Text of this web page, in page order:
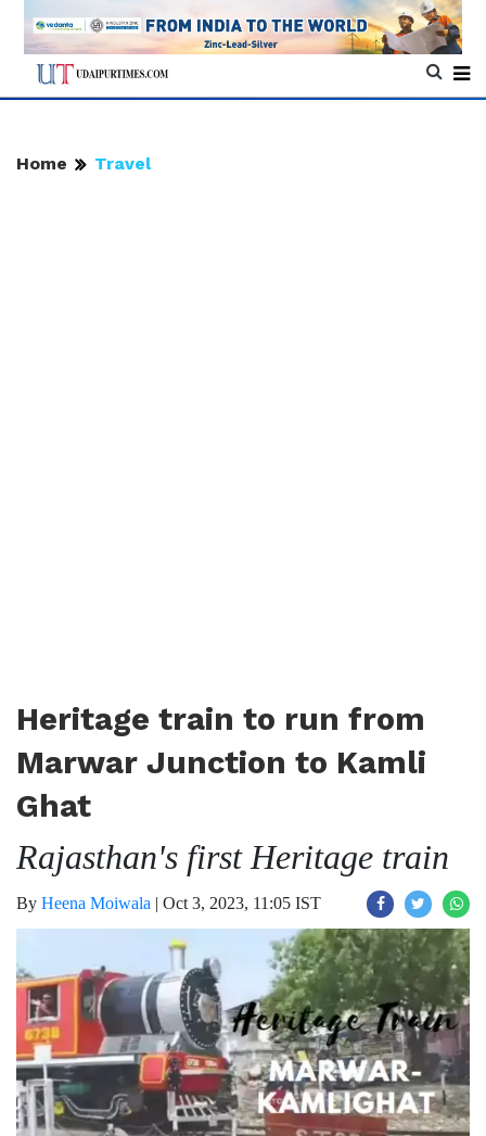
Home Travel
Heritage train to run from
Marwar Junction to Kamli
Ghat
Rajasthan's first Heritage train
By Heena Moiwala | Oct 3, 2023, 11:05 IST